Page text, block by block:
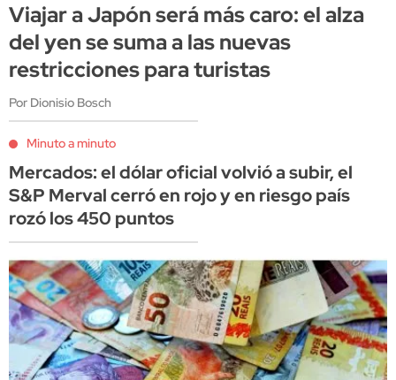
Viajar a Japón será más caro: el alza
del yen se suma a las nuevas
restricciones para turistas
Por Dionisio Bosch
Minuto a minuto
Mercados: el dólar oficial volvió a subir, el
S&P Merval cerró en rojo y en riesgo país
rozó los 450 puntos